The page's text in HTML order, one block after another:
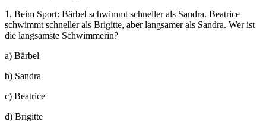
1. Beim Sport: Bärbel schwimmt schneller als Sandra. Beatrice
schwimmt schneller als Brigitte, aber langsamer als Sandra. Wer ist
die langsamste Schwimmerin?
a) Bärbel
b) Sandra
c) Beatrice
d) Brigitte